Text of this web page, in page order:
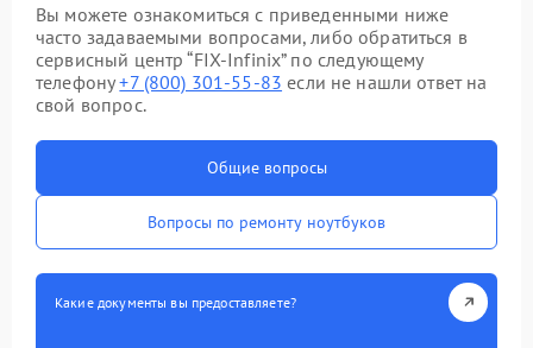
Вы можете ознакомиться с приведенными ниже
часто задаваемыми вопросами, либо обратиться в
сервисный центр “FIX-Infinix” по следующему
телефону+7 (800) 301-55-83 если не нашли ответ на
свой вопрос.
Общие вопросы
Вопросы по ремонту ноутбуков
Какие документы вы предоставляете?